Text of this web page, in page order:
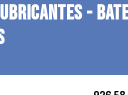
-